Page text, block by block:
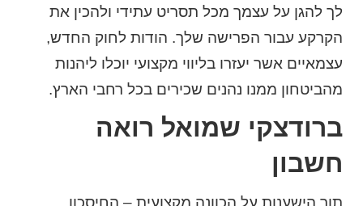
לך להגן על עצמך מכל תסריט עתידי ולהכין את
הקרקע עבור הפרישה שלך. הודות לחוק החדש,
עצמאיים אשר יעזרו בליווי מקצועי יוכלו ליהנות
מהביטחון ממנו נהנים שכירים בכל רחבי הארץ.
ברודצקי שמואל רואה
חשבון
תוך הישענות על הכוונה מקצועית – החיסכון